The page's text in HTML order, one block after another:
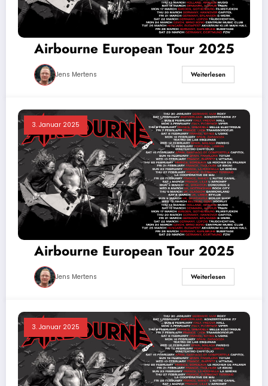
Airbourne European Tour 2025
Jens Mertens Weiterlesen
3. Januar 2025
Airbourne European Tour 2025
Jens Mertens Weiterlesen
3. Januar 2025